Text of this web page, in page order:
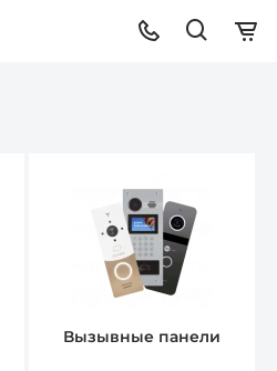
Вызывные панели